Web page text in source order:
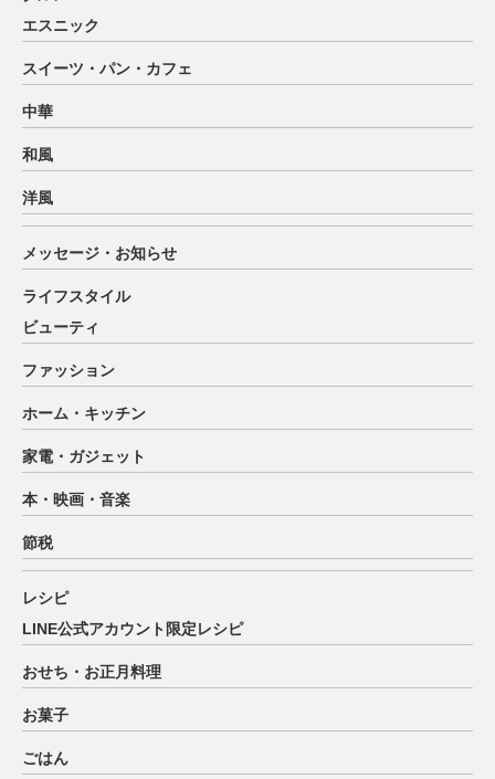
エスニック
スイーツ・パン・カフェ
中華
和風
洋風
メッセージ・お知らせ
ライフスタイル
ビューティ
ファッション
ホーム・キッチン
家電・ガジェット
本・映画・音楽
節税
レシピ
LINE公式アカウント限定レシピ
おせち・お正月料理
お菓子
ごはん